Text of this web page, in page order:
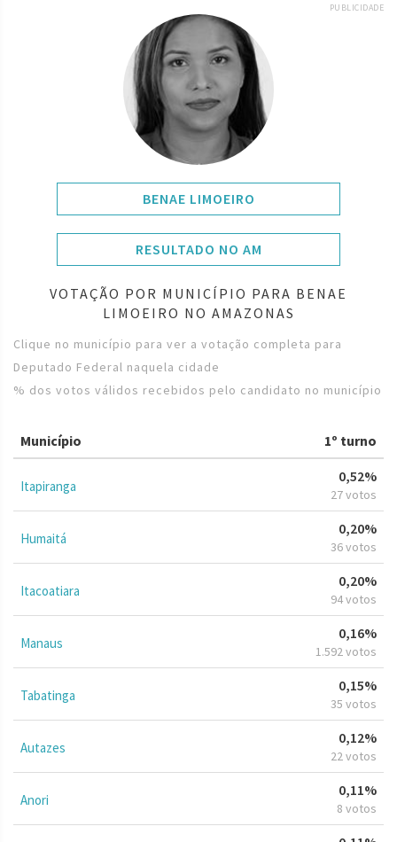
PUBLICIDADE
BENAE LIMOEIRO
RESULTADO NO AM
VOTAÇÃO POR MUNICÍPIO PARA BENAE
LIMOEIRO NO AMAZONAS
Clique no município para ver a votação completa para
Deputado Federal naquela cidade
% dos votos válidos recebidos pelo candidato no município
Município 1º turno
Itapiranga
0,52%
27 votos
Humaitá
0,20%
36 votos
Itacoatiara
0,20%
94 votos
Manaus
0,16%
1.592 votos
Tabatinga
0,15%
35 votos
Autazes
0,12%
22 votos
Anori
0,11%
8 votos